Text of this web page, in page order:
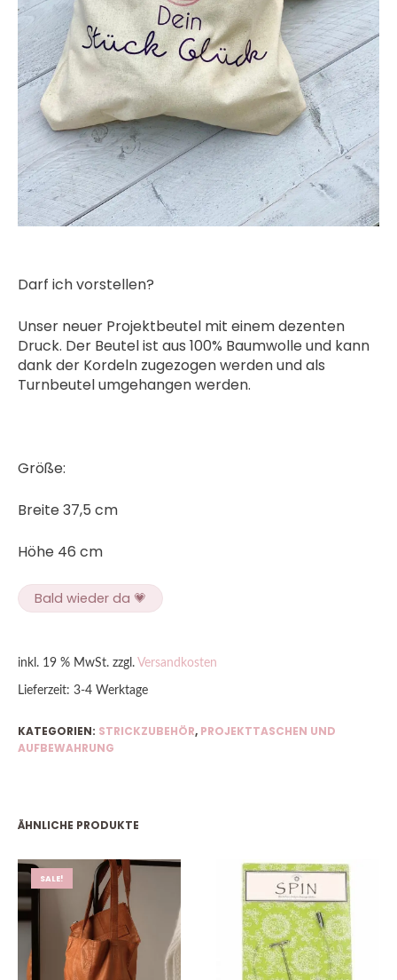
Darf ich vorstellen?
Unser neuer Projektbeutel mit einem dezenten
Druck. Der Beutel ist aus 100% Baumwolle und kann
dank der Kordeln zugezogen werden und als
Turnbeutel umgehangen werden.
Größe:
Breite 37,5 cm
Höhe 46 cm
Bald wieder da 💗
inkl. 19 % MwSt. zzgl. Versandkosten
Lieferzeit: 3-4 Werktage
KATEGORIEN: STRICKZUBEHÖR, PROJEKTTASCHEN UND
AUFBEWAHRUNG
ÄHNLICHE PRODUKTE
SALE!